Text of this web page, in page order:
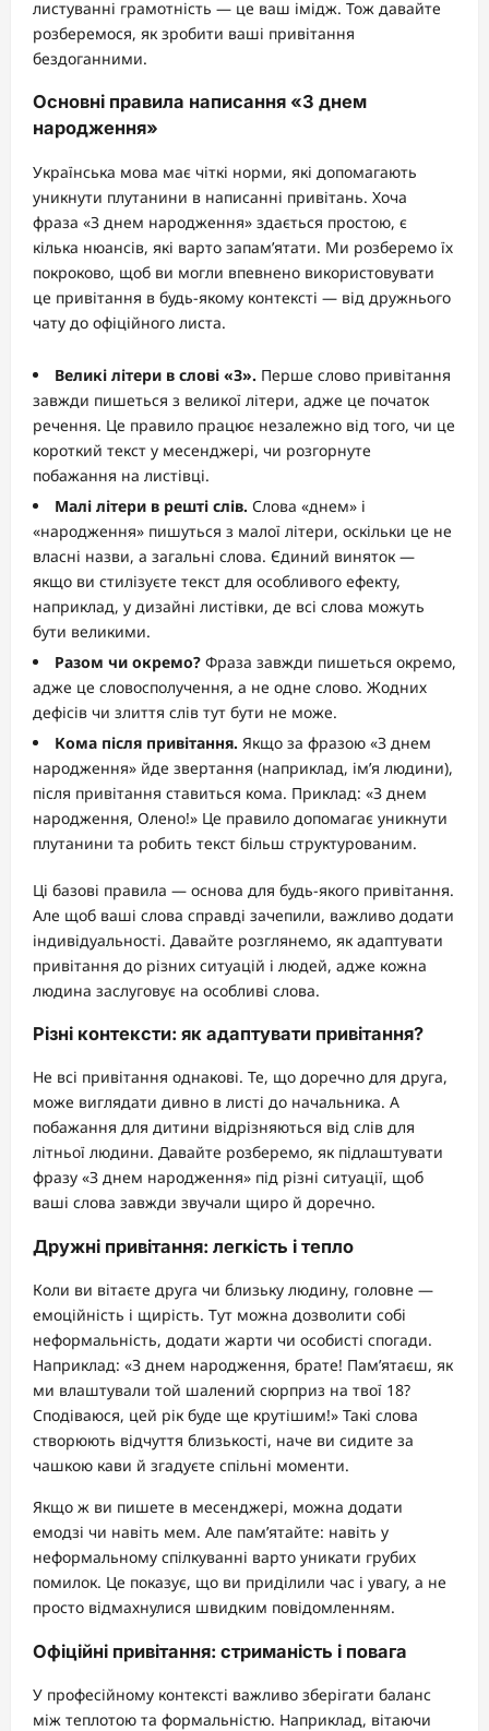
листуванні грамотність — це ваш імідж. Тож давайте
розберемося, як зробити ваші привітання
бездоганними.
Основні правила написання «З днем
народження»
Українська мова має чіткі норми, які допомагають
уникнути плутанини в написанні привітань. Хоча
фраза «З днем народження» здається простою, є
кілька нюансів, які варто запам’ятати. Ми розберемо їх
покроково, щоб ви могли впевнено використовувати
це привітання в будь-якому контексті — від дружнього
чату до офіційного листа.
Великі літери в слові «З». Перше слово привітання
завжди пишеться з великої літери, адже це початок
речення. Це правило працює незалежно від того, чи це
короткий текст у месенджері, чи розгорнуте
побажання на листівці.
Малі літери в решті слів. Слова «днем» і
«народження» пишуться з малої літери, оскільки це не
власні назви, а загальні слова. Єдиний виняток —
якщо ви стилізуєте текст для особливого ефекту,
наприклад, у дизайні листівки, де всі слова можуть
бути великими.
Разом чи окремо? Фраза завжди пишеться окремо,
адже це словосполучення, а не одне слово. Жодних
дефісів чи злиття слів тут бути не може.
Кома після привітання. Якщо за фразою «З днем
народження» йде звертання (наприклад, ім’я людини),
після привітання ставиться кома. Приклад: «З днем
народження, Олено!» Це правило допомагає уникнути
плутанини та робить текст більш структурованим.
Ці базові правила — основа для будь-якого привітання.
Але щоб ваші слова справді зачепили, важливо додати
індивідуальності. Давайте розглянемо, як адаптувати
привітання до різних ситуацій і людей, адже кожна
людина заслуговує на особливі слова.
Різні контексти: як адаптувати привітання?
Не всі привітання однакові. Те, що доречно для друга,
може виглядати дивно в листі до начальника. А
побажання для дитини відрізняються від слів для
літньої людини. Давайте розберемо, як підлаштувати
фразу «З днем народження» під різні ситуації, щоб
ваші слова завжди звучали щиро й доречно.
Дружні привітання: легкість і тепло
Коли ви вітаєте друга чи близьку людину, головне —
емоційність і щирість. Тут можна дозволити собі
неформальність, додати жарти чи особисті спогади.
Наприклад: «З днем народження, брате! Пам’ятаєш, як
ми влаштували той шалений сюрприз на твої 18?
Сподіваюся, цей рік буде ще крутішим!» Такі слова
створюють відчуття близькості, наче ви сидите за
чашкою кави й згадуєте спільні моменти.
Якщо ж ви пишете в месенджері, можна додати
емодзі чи навіть мем. Але пам’ятайте: навіть у
неформальному спілкуванні варто уникати грубих
помилок. Це показує, що ви приділили час і увагу, а не
просто відмахнулися швидким повідомленням.
Офіційні привітання: стриманість і повага
У професійному контексті важливо зберігати баланс
між теплотою та формальністю. Наприклад, вітаючи